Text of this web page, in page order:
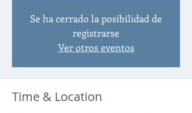
Se ha cerrado la posibilidad de
registrarse
Ver otros eventos
Time & Location